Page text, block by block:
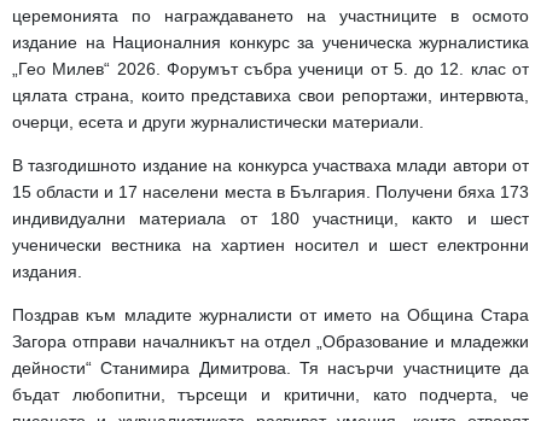
церемонията по награждаването на участниците в осмото
издание на Националния конкурс за ученическа журналистика
„Гео Милев“ 2026. Форумът събра ученици от 5. до 12. клас от
цялата страна, които представиха свои репортажи, интервюта,
очерци, есета и други журналистически материали.
В тазгодишното издание на конкурса участваха млади автори от
15 области и 17 населени места в България. Получени бяха 173
индивидуални материала от 180 участници, както и шест
ученически вестника на хартиен носител и шест електронни
издания.
Поздрав към младите журналисти от името на Община Стара
Загора отправи началникът на отдел „Образование и младежки
дейности“ Станимира Димитрова. Тя насърчи участниците да
бъдат любопитни, търсещи и критични, като подчерта, че